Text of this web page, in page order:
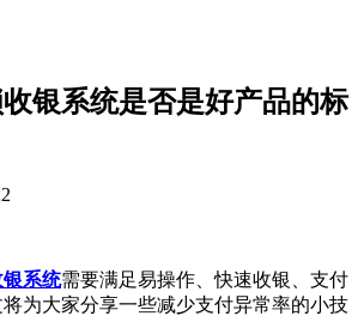
银系统是否是好产品的标
系统需要满足易操作、快速收银、支付
为大家分享一些减少支付异常率的小技